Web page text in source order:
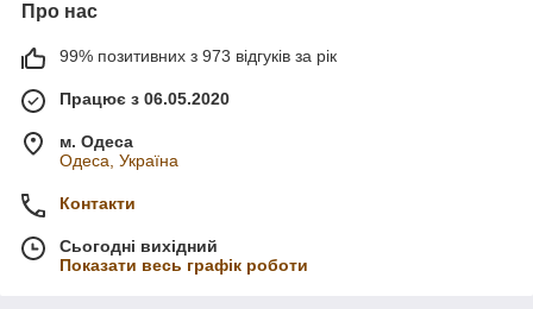
Про нас
99% позитивних з 973 відгуків за рік
Працює з 06.05.2020
м. Одеса
Одеса, Україна
Контакти
Сьогодні вихідний
Показати весь графік роботи